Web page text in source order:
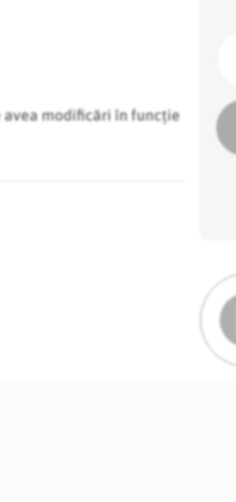
modificări în funcție